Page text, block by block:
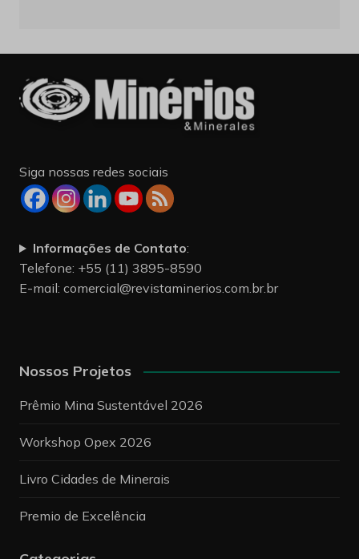
Siga nossas redes sociais
Informações de Contato:
Telefone: +55 (11) 3895-8590
E-mail: comercial@revistaminerios.com.br.br
Nossos Projetos
Prêmio Mina Sustentável 2026
Workshop Opex 2026
Livro Cidades de Minerais
Premio de Excelência